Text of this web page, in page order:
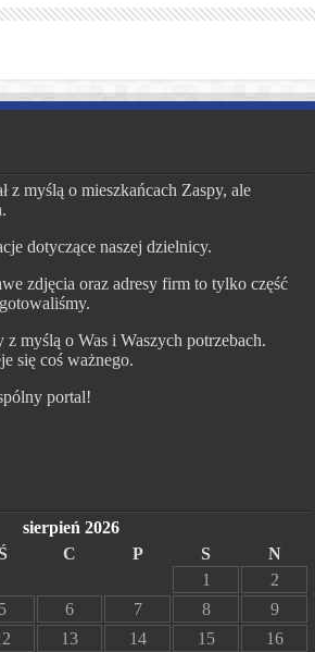
z myślą o mieszkańcach Zaspy, ale
dotyczące naszej dzielnicy.
zdjęcia oraz adresy firm to tylko część
myślą o Was i Waszych potrzebach.
się coś ważnego.
portal!
sierpień 2026
Ś C P S
N
1
2
5 6 7 8
9
13 14 15
16